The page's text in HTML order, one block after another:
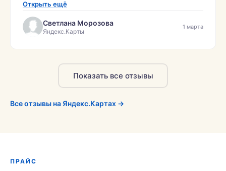
Буду рекомендовать эту фирму знакомым.»
Открыть ещё
Светлана Морозова
Яндекс.Карты
1 марта
Показать все отзывы
Все отзывы на Яндекс.Картах →
ПРАЙС